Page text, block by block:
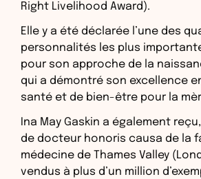
Right Livelihood Award).
Elle y a été déclarée l’une des
personnalités les plus
pour son approche de la
qui a démontré son excellence
santé et de bien-être pour la
Ina May Gaskin a également
de docteur honoris causa de la
médecine de Thames Valley
vendus à plus d’un million